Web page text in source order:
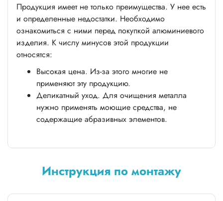
Продукция имеет не только преимущества. У нее есть
и определенные недостатки. Необходимо
ознакомиться с ними перед покупкой алюминиевого
изделия. К числу минусов этой продукции
относятся:
Высокая цена. Из-за этого многие не
применяют эту продукцию.
Деликатный уход. Для очищения металла
нужно применять моющие средства, не
содержащие абразивных элементов.
Инструкция по монтажу